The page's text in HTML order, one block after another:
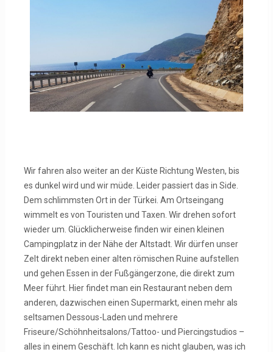
Wir fahren also weiter an der Küste Richtung Westen, bis
es dunkel wird und wir müde. Leider passiert das in Side.
Dem schlimmsten Ort in der Türkei. Am Ortseingang
wimmelt es von Touristen und Taxen. Wir drehen sofort
wieder um. Glücklicherweise finden wir einen kleinen
Campingplatz in der Nähe der Altstadt. Wir dürfen unser
Zelt direkt neben einer alten römischen Ruine aufstellen
und gehen Essen in der Fußgängerzone, die direkt zum
Meer führt. Hier findet man ein Restaurant neben dem
anderen, dazwischen einen Supermarkt, einen mehr als
seltsamen Dessous-Laden und mehrere
Friseure/Schöhnheitsalons/Tattoo- und Piercingstudios –
alles in einem Geschäft. Ich kann es nicht glauben, was ich